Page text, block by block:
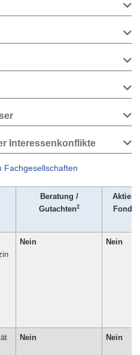
Interessenkonflikte
Fachgesellschaften
Beratung /
Gutachten2
Aktien /
Fonds
Nein Nein
Nein Nein